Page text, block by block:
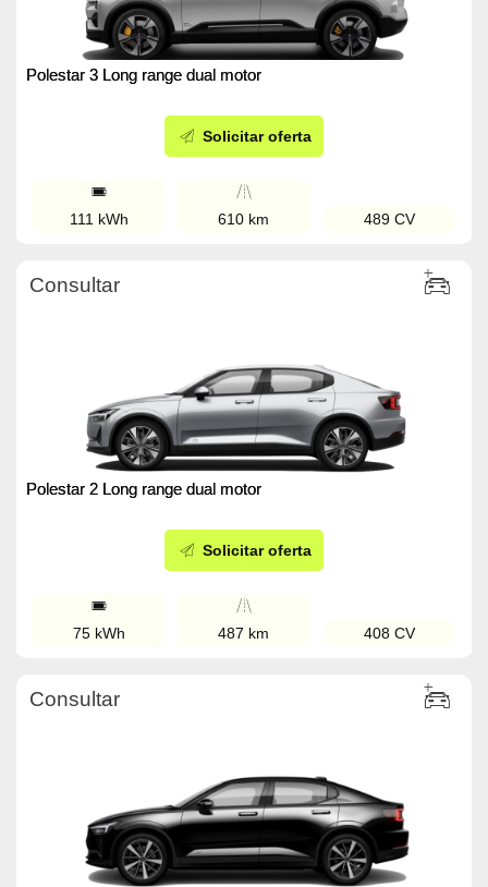
Polestar 3 Long range dual motor
Solicitar oferta
111 kWh 610 km 489 CV
Consultar
Polestar 2 Long range dual motor
Solicitar oferta
75 kWh 487 km 408 CV
Consultar